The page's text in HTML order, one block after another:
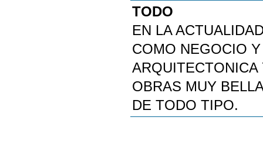
TODO
EN LA
COMO NEGOCIO
OBRAS MUY
DE TODO TIPO.